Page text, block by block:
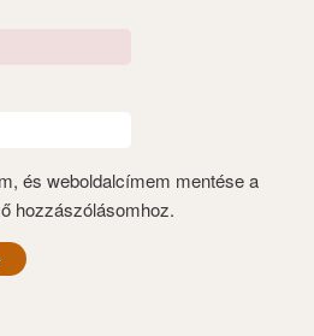
és weboldalcímem mentése a
hozzászólásomhoz.